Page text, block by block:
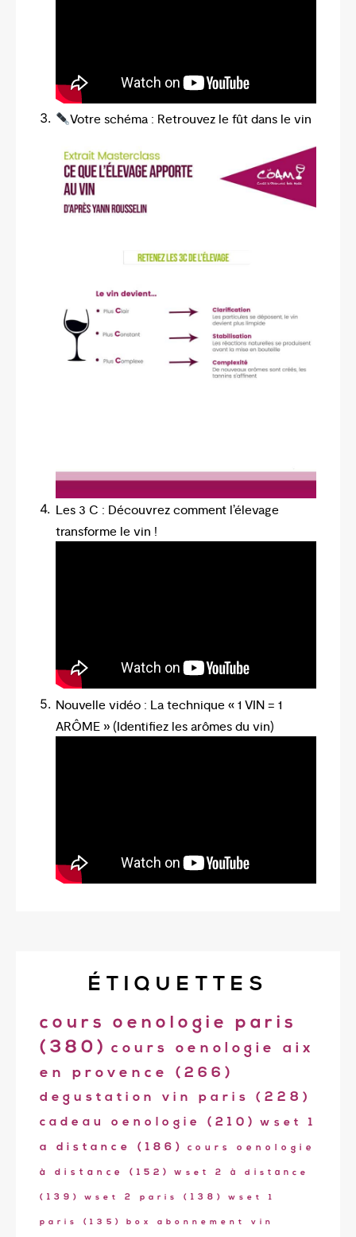
Votre schéma : Retrouvez le fût dans le vin
Les 3 C : Découvrez comment l’élevage
transforme le vin !
Nouvelle vidéo : La technique « 1 VIN = 1
ARÔME » (Identifiez les arômes du vin)
ÉTIQUETTES
cours oenologie paris
(380) cours oenologie aix
en provence
(266)
degustation vin paris (228)
cadeau oenologie (210) wset 1
a distance (186) cours oenologie
à distance (152) wset 2 à distance
(139) wset 2 paris (138) wset 1
paris (135) box abonnement vin